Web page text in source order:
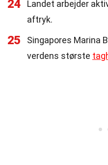
24
Landet arbejder
aftryk.
25
Singapores Marina
verdens største